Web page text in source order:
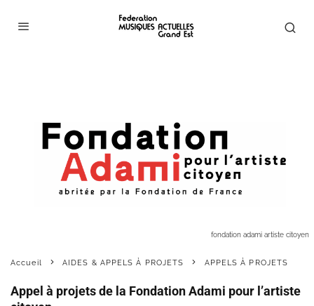
fondation adami artiste citoyen
Accueil AIDES & APPELS À PROJETS APPELS À PROJETS
Appel à projets de la Fondation Adami pour l’artiste